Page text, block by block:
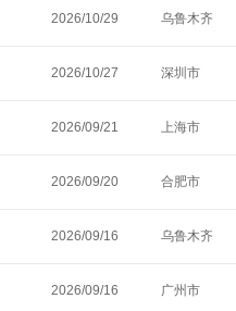
2026/10/29 乌鲁木齐
2026/10/27 深圳市
2026/09/21 上海市
2026/09/20 合肥市
2026/09/16 乌鲁木齐
2026/09/16 广州市